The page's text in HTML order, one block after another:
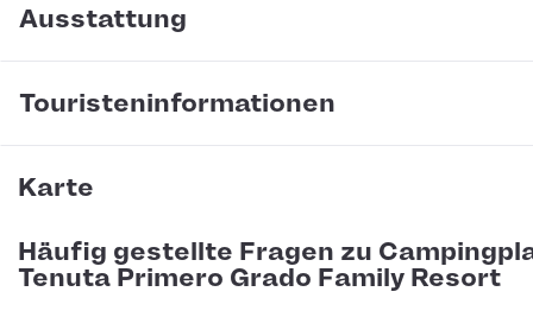
Ausstattung
Touristeninformationen
Karte
Häufig gestellte Fragen zu
Tenuta Primero Grado Family Resort